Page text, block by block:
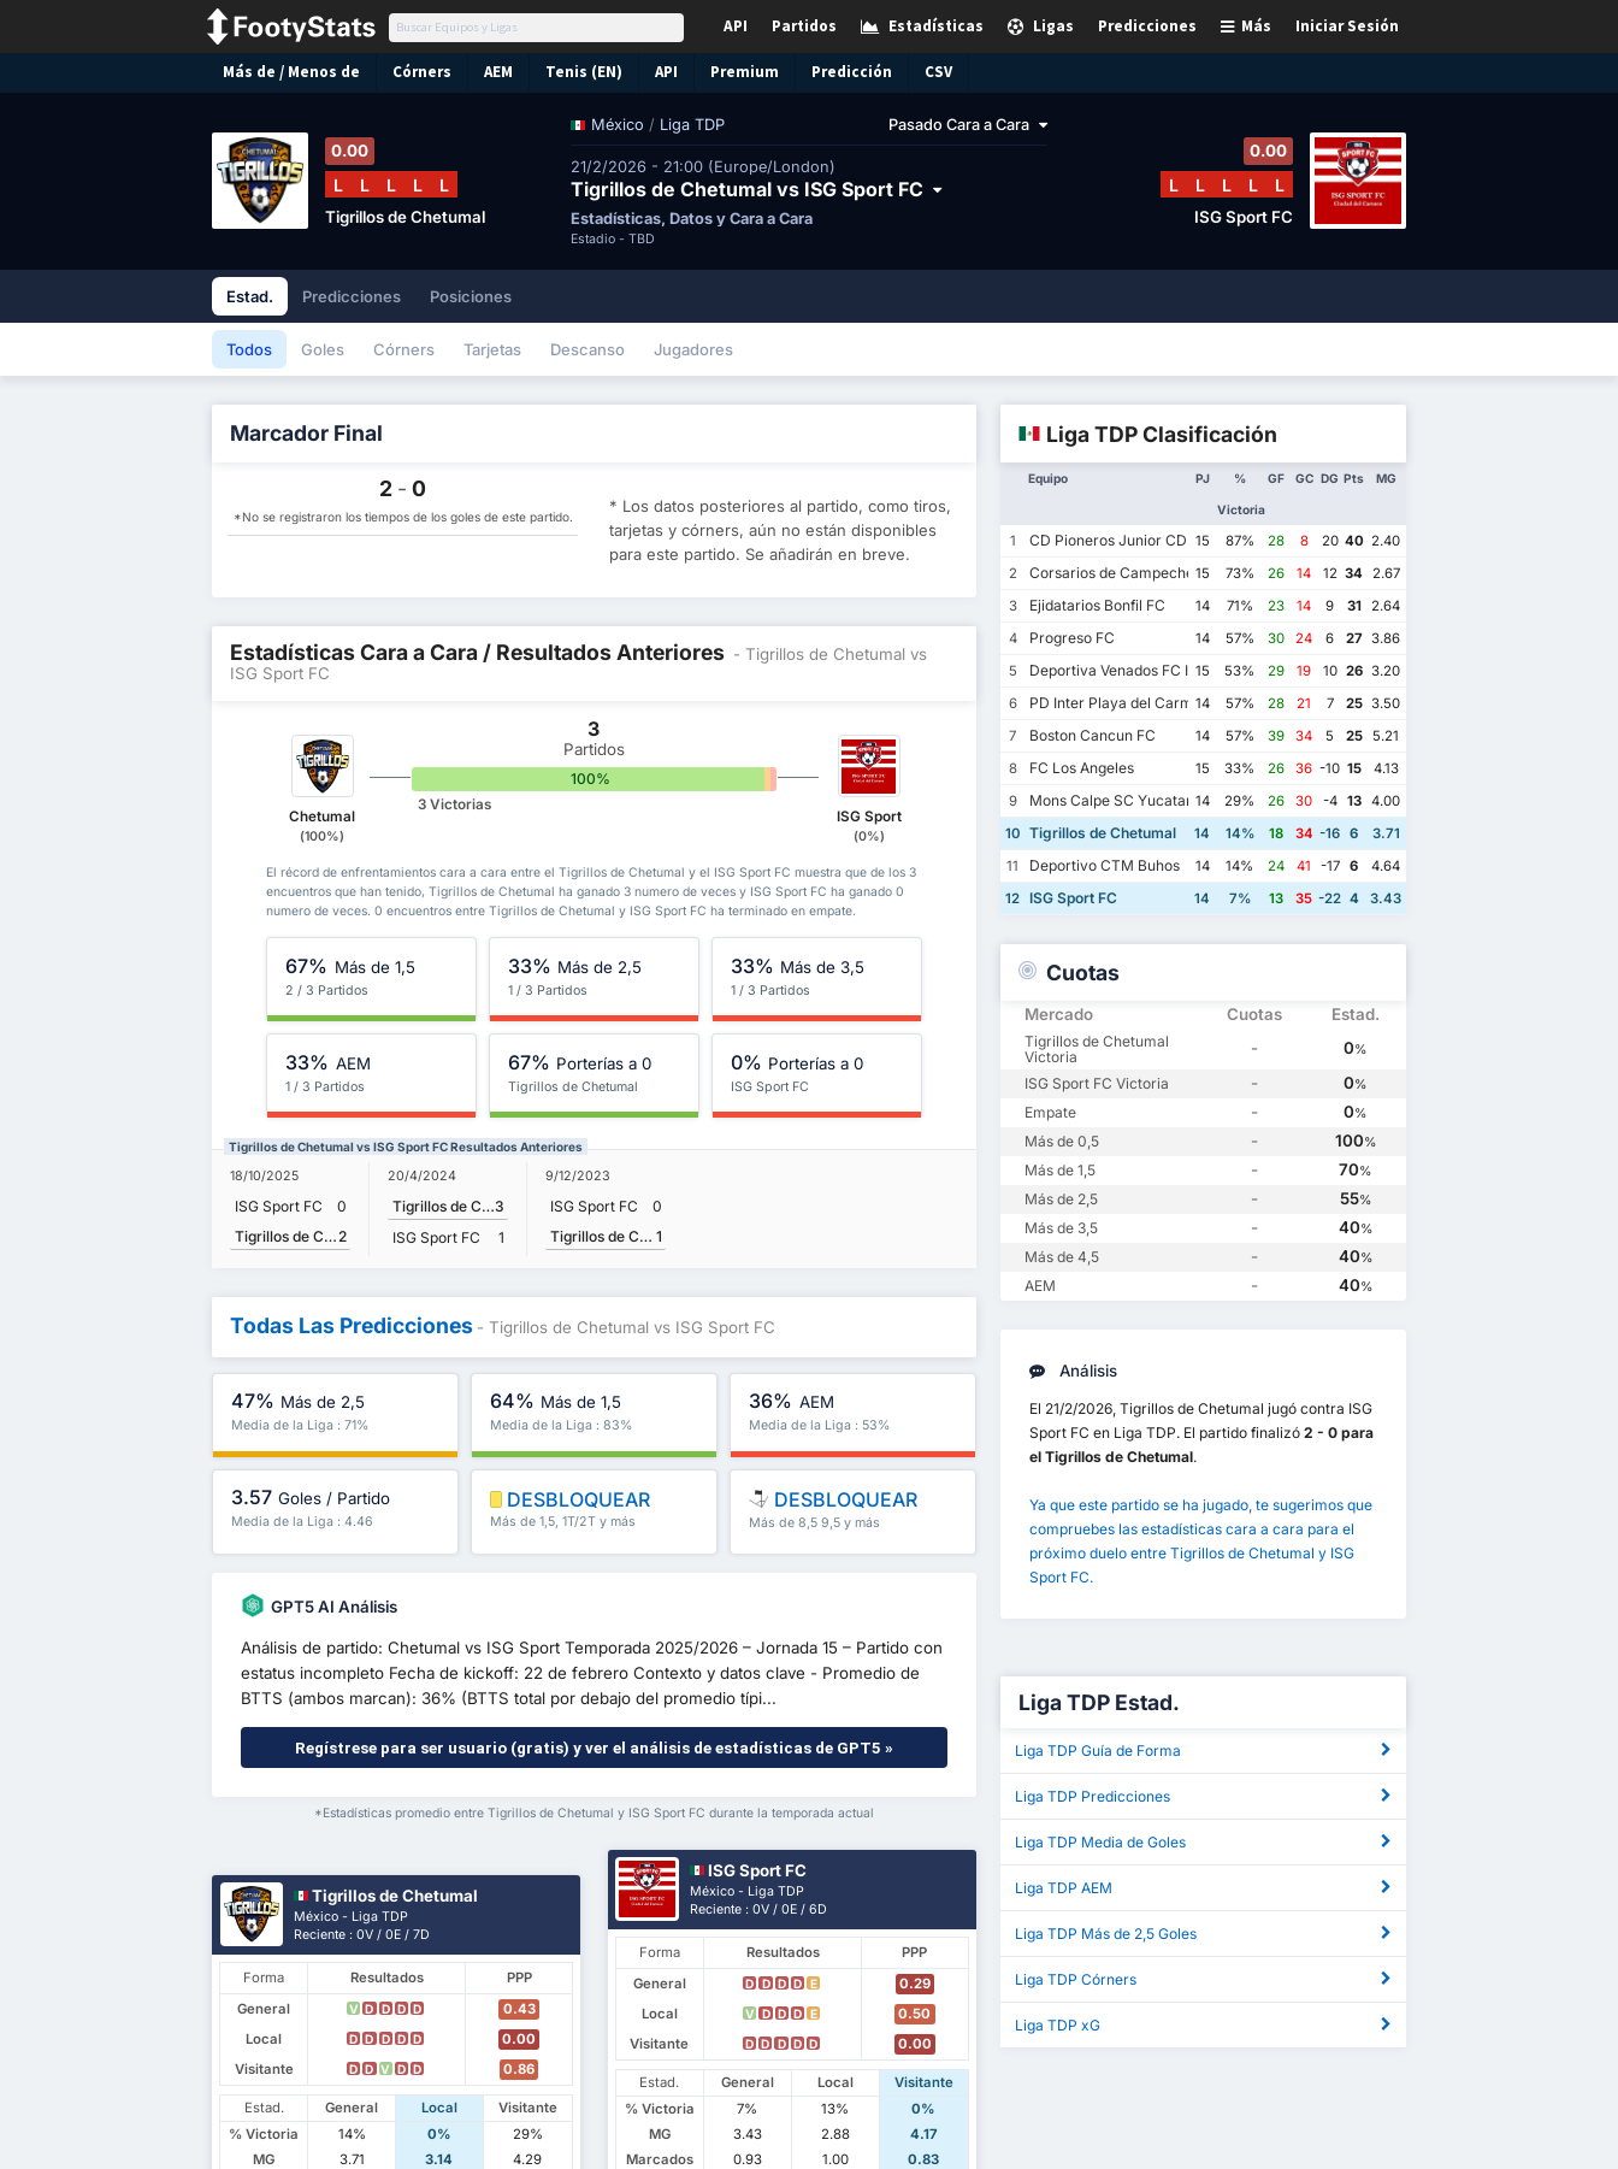
Iniciar Sesión
Más
Predicciones
Ligas
Estadísticas
Partidos
API
Más de / Menos de Córners AEM Tenis (EN) API Premium Predicción CSV
México / Liga TDP Pasado Cara a Cara
21/2/2026 - 21:00 (Europe/London)
Tigrillos de Chetumal vs ISG Sport FC
Estadísticas, Datos y Cara a Cara
Estadio - TBD
0.00
L L L L L
Tigrillos de Chetumal
0.00
L L L L L
ISG Sport FC
Estad. Predicciones Posiciones
Todos Goles Córners Tarjetas Descanso Jugadores
Marcador Final
2 - 0
*No se registraron los tiempos de los goles de este partido.
* Los datos posteriores al partido, como tiros,
tarjetas y córners, aún no están disponibles
para este partido. Se añadirán en breve.
Estadísticas Cara a Cara / Resultados Anteriores - Tigrillos de Chetumal vs
ISG Sport FC
Chetumal
(100%)
3
Partidos
100% 0%
0%
3 Victorias
ISG Sport
(0%)
El récord de enfrentamientos cara a cara entre el Tigrillos de Chetumal y el ISG Sport FC muestra que de los 3
encuentros que han tenido, Tigrillos de Chetumal ha ganado 3 numero de veces y ISG Sport FC ha ganado 0
numero de veces. 0 encuentros entre Tigrillos de Chetumal y ISG Sport FC ha terminado en empate.
67% Más de 1,5
2 / 3 Partidos
33% Más de 2,5
1 / 3 Partidos
33% Más de 3,5
1 / 3 Partidos
33% AEM
1 / 3 Partidos
67% Porterías a 0
Tigrillos de Chetumal
0% Porterías a 0
ISG Sport FC
Tigrillos de Chetumal vs ISG Sport FC Resultados Anteriores
18/10/2025
ISG Sport FC
0
Tigrillos de Chetumal 2
20/4/2024
Tigrillos de Chetumal3
ISG Sport FC
1
9/12/2023
ISG Sport FC
0
Tigrillos de Chetumal 1
Todas Las Predicciones - Tigrillos de Chetumal vs ISG Sport FC
47% Más de 2,5
Media de la Liga : 71%
64% Más de 1,5
Media de la Liga : 83%
36% AEM
Media de la Liga : 53%
3.57 Goles / Partido
Media de la Liga : 4.46
DESBLOQUEAR
Más de 1,5, 1T/2T y más
DESBLOQUEAR
Más de 8,5 9,5 y más
GPT5 AI Análisis
Análisis de partido: Chetumal vs ISG Sport Temporada 2025/2026 – Jornada 15 – Partido con
estatus incompleto Fecha de kickoff: 22 de febrero Contexto y datos clave - Promedio de
BTTS (ambos marcan): 36% (BTTS total por debajo del promedio típi...
Regístrese para ser usuario (gratis) y ver el análisis de estadísticas de GPT5 »
*Estadísticas promedio entre Tigrillos de Chetumal y ISG Sport FC durante la temporada actual
Tigrillos de Chetumal
México - Liga TDP
Reciente : 0V / 0E / 7D
Forma Resultados
PPP
General
V D D D D
0.43
Local
D D D D D
0.00
Visitante
D D V D D 0.86
Estad. General Local
Visitante
% Victoria
14% 0%
29%
MG
3.71 3.14
4.29
ISG Sport FC
México - Liga TDP
Reciente : 0V / 0E / 6D
Forma Resultados
PPP
General
D D D D E
0.29
Local
V D D D E
0.50
Visitante
D D D D D 0.00
Estad. General Local
Visitante
% Victoria
7% 13%
0%
MG
3.43 2.88
4.17
Marcados
0.93 1.00
0.83
Liga TDP Clasificación
Equipo PJ %
Victoria
GF GC DG Pts MG
1 CD Pioneros Junior CD Pioneros de Cancun II
15 87% 28 8 20 40 2.40
2
Corsarios de Campeche FC
15 73% 26 14 12 34 2.67
3
Ejidatarios Bonfil FC 14 71% 23 14 9 31
2.64
4
Progreso FC 14 57% 30 24 6 27 3.86
5
Deportiva Venados FC II 15 53% 29 19 10 26 3.20
6
PD Inter Playa del Carmen AC II
14 57% 28 21 7 25 3.50
7
Boston Cancun FC 14 57% 39 34 5 25
5.21
8
FC Los Angeles 15 33% 26 36 -10 15
4.13
9
Mons Calpe SC Yucatan 14 29% 26 30 -4 13
4.00
10 Tigrillos de Chetumal 14 14% 18 34 -16 6
3.71
11
Deportivo CTM Buhos 14 14% 24 41 -17 6
4.64
12 ISG Sport FC 14 7% 13 35 -22 4 3.43
Cuotas
Mercado Cuotas Estad.
Tigrillos de Chetumal
Victoria
- 0%
ISG Sport FC Victoria - 0%
Empate - 0%
Más de 0,5 - 100%
Más de 1,5 - 70%
Más de 2,5 - 55%
Más de 3,5 - 40%
Más de 4,5 - 40%
AEM - 40%
Análisis
El 21/2/2026, Tigrillos de Chetumal jugó contra ISG
Sport FC en Liga TDP. El partido finalizó 2 - 0 para
el Tigrillos de Chetumal.
Ya que este partido se ha jugado, te sugerimos que
compruebes las estadísticas cara a cara para el
próximo duelo entre Tigrillos de Chetumal y ISG
Sport FC.
Liga TDP Estad.
Liga TDP Guía de Forma
Liga TDP Predicciones
Liga TDP Media de Goles
Liga TDP AEM
Liga TDP Más de 2,5 Goles
Liga TDP Córners
Liga TDP xG